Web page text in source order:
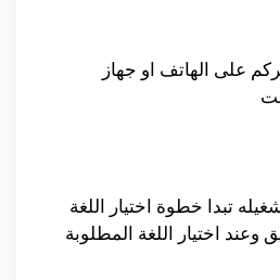
على الهاتف او جهاز
تبدا خطوة اختيار اللغة
وعند اختيار اللغة المطلوبة